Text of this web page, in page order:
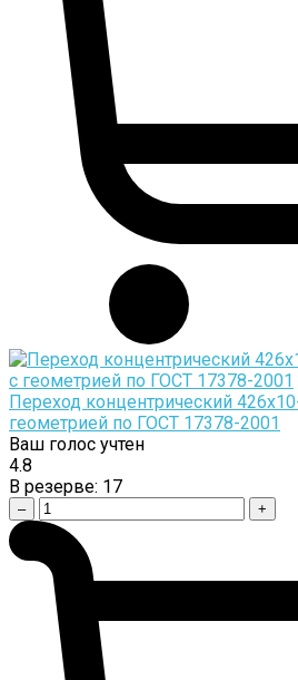
Переход концентрический
геометрией по ГОСТ 17378-2001
Ваш голос учтен
4.8
В резерве: 17
– +